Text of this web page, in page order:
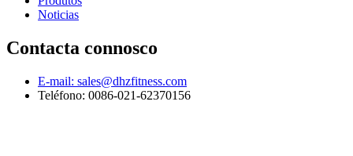
Noticias
Contacta connosco
E-mail: sales@dhzfitness.com
Teléfono: 0086-021-62370156